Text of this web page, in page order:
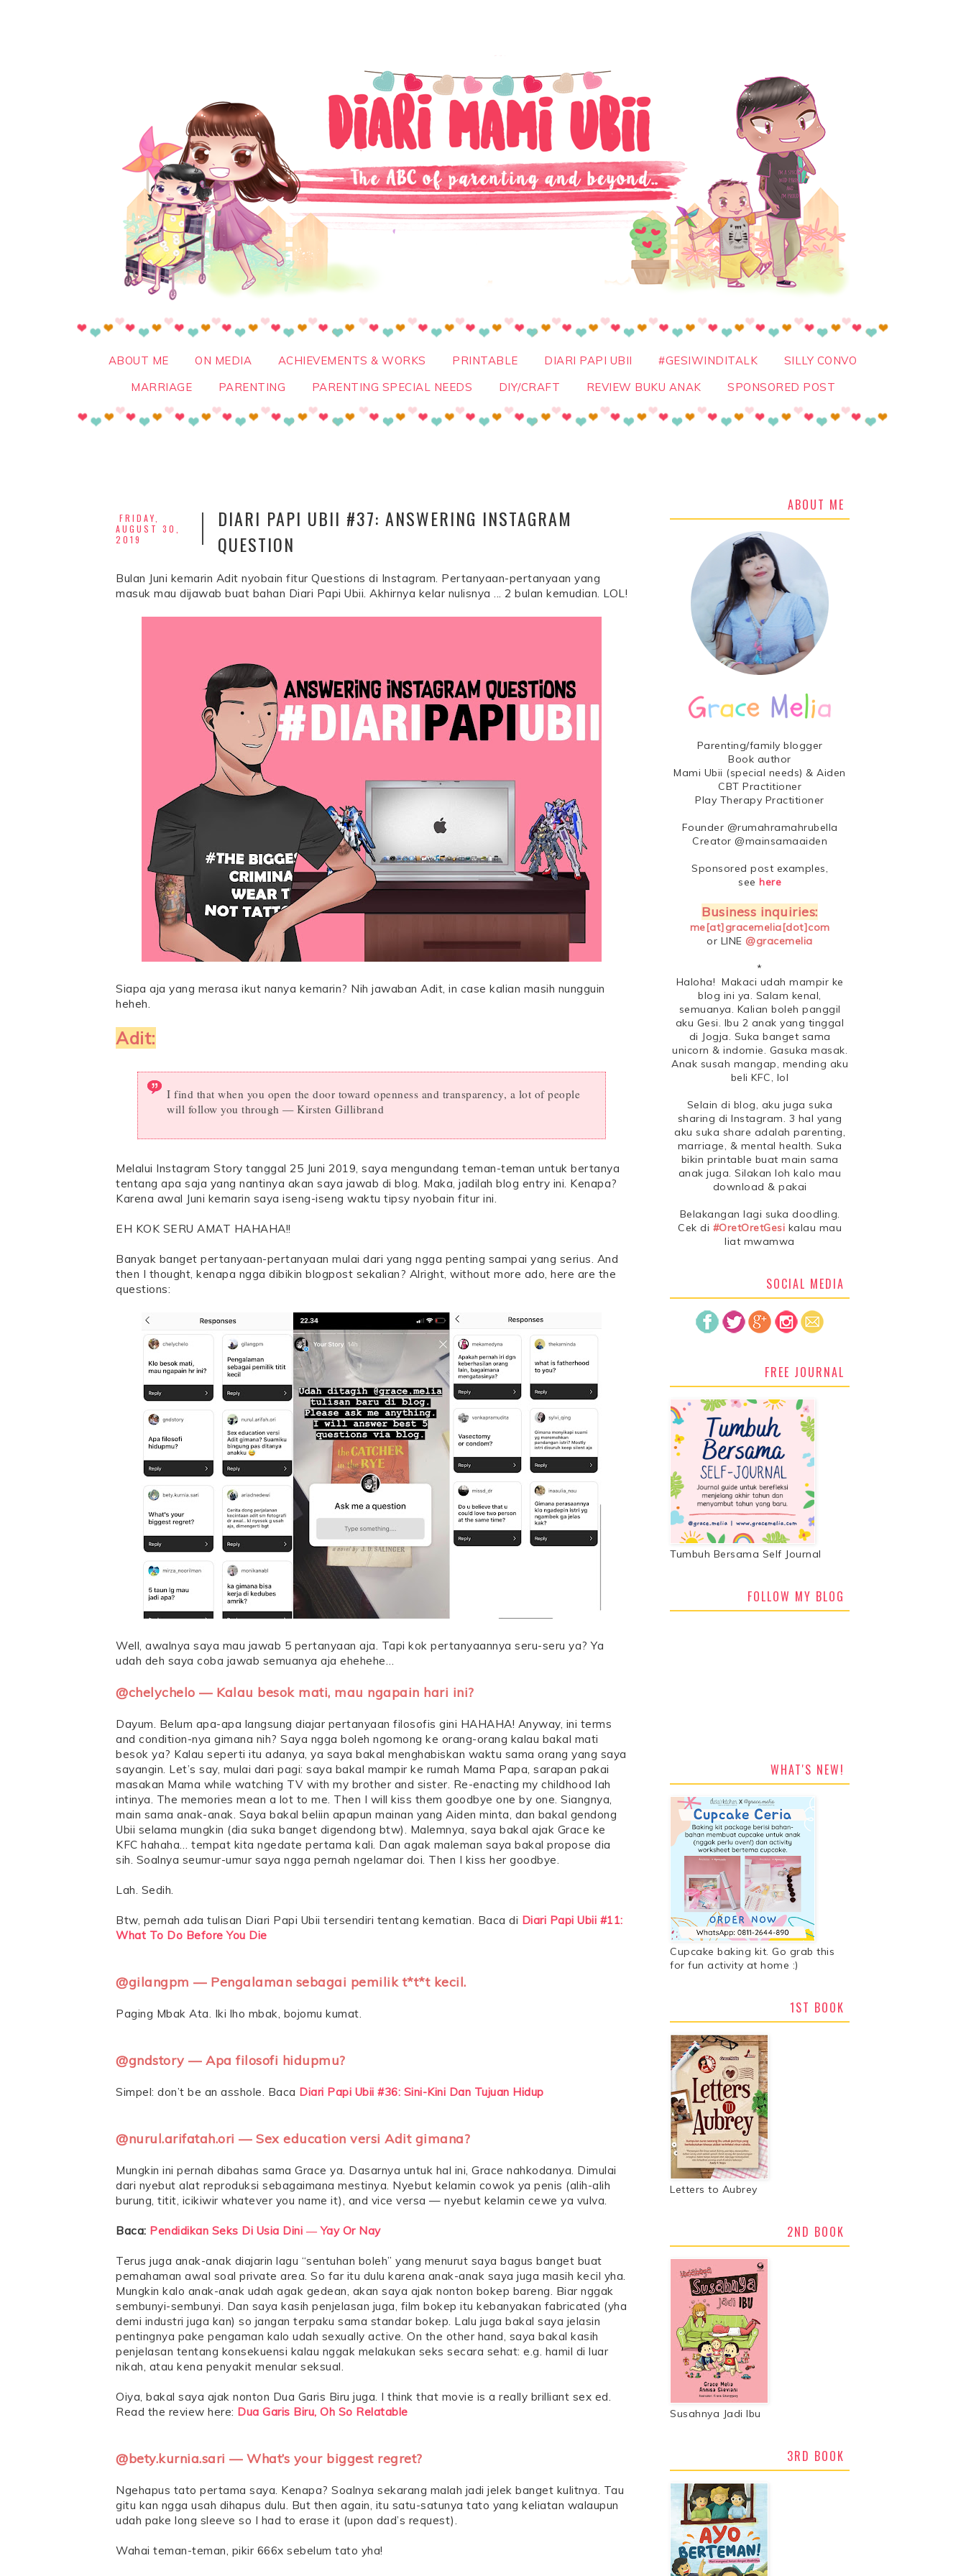
ABOUT ME ON MEDIA ACHIEVEMENTS & WORKS PRINTABLE DIARI PAPI UBII #GESIWINDITALK
SILLY CONVO
MARRIAGE
PARENTING PARENTING SPECIAL NEEDS DIY/CRAFT REVIEW BUKU ANAK SPONSORED POST
FRIDAY,
AUGUST 30,
2019
DIARI PAPI UBII #37: ANSWERING INSTAGRAM
QUESTION
Bulan Juni kemarin Adit nyobain fitur Questions di Instagram. Pertanyaan-pertanyaan yang
masuk mau dijawab buat bahan Diari Papi Ubii. Akhirnya kelar nulisnya ... 2 bulan kemudian. LOL!
Siapa aja yang merasa ikut nanya kemarin? Nih jawaban Adit, in case kalian masih nungguin
heheh.
Adit:
I find that when you open the door toward openness and transparency, a lot of people
will follow you through — Kirsten Gillibrand
Melalui Instagram Story tanggal 25 Juni 2019, saya mengundang teman-teman untuk bertanya
tentang apa saja yang nantinya akan saya jawab di blog. Maka, jadilah blog entry ini. Kenapa?
Karena awal Juni kemarin saya iseng-iseng waktu tipsy nyobain fitur ini.
EH KOK SERU AMAT HAHAHA!!
Banyak banget pertanyaan-pertanyaan mulai dari yang ngga penting sampai yang serius. And
then I thought, kenapa ngga dibikin blogpost sekalian? Alright, without more ado, here are the
questions:
Well, awalnya saya mau jawab 5 pertanyaan aja. Tapi kok pertanyaannya seru-seru ya? Ya
udah deh saya coba jawab semuanya aja ehehehe…
@chelychelo — Kalau besok mati, mau ngapain hari ini?
Dayum. Belum apa-apa langsung diajar pertanyaan filosofis gini HAHAHA! Anyway, ini terms
and condition-nya gimana nih? Saya ngga boleh ngomong ke orang-orang kalau bakal mati
besok ya? Kalau seperti itu adanya, ya saya bakal menghabiskan waktu sama orang yang saya
sayangin. Let’s say, mulai dari pagi: saya bakal mampir ke rumah Mama Papa, sarapan pakai
masakan Mama while watching TV with my brother and sister. Re-enacting my childhood lah
intinya. The memories mean a lot to me. Then I will kiss them goodbye one by one. Siangnya,
main sama anak-anak. Saya bakal beliin apapun mainan yang Aiden minta, dan bakal gendong
Ubii selama mungkin (dia suka banget digendong btw). Malemnya, saya bakal ajak Grace ke
KFC hahaha… tempat kita ngedate pertama kali. Dan agak maleman saya bakal propose dia
sih. Soalnya seumur-umur saya ngga pernah ngelamar doi. Then I kiss her goodbye.
Lah. Sedih.
Btw, pernah ada tulisan Diari Papi Ubii tersendiri tentang kematian. Baca di Diari Papi Ubii #11:
What To Do Before You Die
@gilangpm — Pengalaman sebagai pemilik t*t*t kecil.
Paging Mbak Ata. Iki lho mbak, bojomu kumat.
@gndstory — Apa filosofi hidupmu?
Simpel: don’t be an asshole. Baca Diari Papi Ubii #36: Sini-Kini Dan Tujuan Hidup
@nurul.arifatah.ori — Sex education versi Adit gimana?
Mungkin ini pernah dibahas sama Grace ya. Dasarnya untuk hal ini, Grace nahkodanya. Dimulai
dari nyebut alat reproduksi sebagaimana mestinya. Nyebut kelamin cowok ya penis (alih-alih
burung, titit, icikiwir whatever you name it), and vice versa — nyebut kelamin cewe ya vulva.
Baca: Pendidikan Seks Di Usia Dini ― Yay Or Nay
Terus juga anak-anak diajarin lagu “sentuhan boleh” yang menurut saya bagus banget buat
pemahaman awal soal private area. So far itu dulu karena anak-anak saya juga masih kecil yha.
Mungkin kalo anak-anak udah agak gedean, akan saya ajak nonton bokep bareng. Biar nggak
sembunyi-sembunyi. Dan saya kasih penjelasan juga, film bokep itu kebanyakan fabricated (yha
demi industri juga kan) so jangan terpaku sama standar bokep. Lalu juga bakal saya jelasin
pentingnya pake pengaman kalo udah sexually active. On the other hand, saya bakal kasih
penjelasan tentang konsekuensi kalau nggak melakukan seks secara sehat: e.g. hamil di luar
nikah, atau kena penyakit menular seksual.
Oiya, bakal saya ajak nonton Dua Garis Biru juga. I think that movie is a really brilliant sex ed.
Read the review here: Dua Garis Biru, Oh So Relatable
@bety.kurnia.sari — What’s your biggest regret?
Ngehapus tato pertama saya. Kenapa? Soalnya sekarang malah jadi jelek banget kulitnya. Tau
gitu kan ngga usah dihapus dulu. But then again, itu satu-satunya tato yang keliatan walaupun
udah pake long sleeve so I had to erase it (upon dad’s request).
Wahai teman-teman, pikir 666x sebelum tato yha!
ABOUT ME
Parenting/family blogger
Book author
Mami Ubii (special needs) & Aiden
CBT Practitioner
Play Therapy Practitioner
Founder @rumahramahrubella
Creator @mainsamaaiden
Sponsored post examples,
see here
Business inquiries:
me[at]gracemelia[dot]com
or LINE @gracemelia
*
Haloha! Makaci udah mampir ke
blog ini ya. Salam kenal,
semuanya. Kalian boleh panggil
aku Gesi. Ibu 2 anak yang tinggal
di Jogja. Suka banget sama
unicorn & indomie. Gasuka masak.
Anak susah mangap, mending aku
beli KFC, lol
Selain di blog, aku juga suka
sharing di Instagram. 3 hal yang
aku suka share adalah parenting,
marriage, & mental health. Suka
bikin printable buat main sama
anak juga. Silakan loh kalo mau
download & pakai
Belakangan lagi suka doodling.
Cek di #OretOretGesi kalau mau
liat mwamwa
SOCIAL MEDIA
FREE JOURNAL
Tumbuh Bersama Self Journal
FOLLOW MY BLOG
WHAT'S NEW!
Cupcake baking kit. Go grab this
for fun activity at home :)
1ST BOOK
Letters to Aubrey
2ND BOOK
Susahnya Jadi Ibu
3RD BOOK